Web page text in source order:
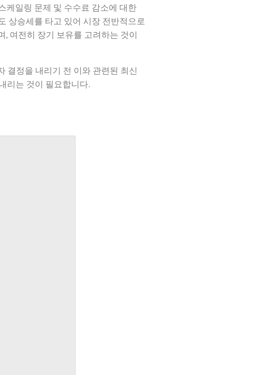
케일링 문제 및 수수료 감소에 대한
상승세를 타고 있어 시장 전반적으로
여전히 장기 보유를 고려하는 것이
결정을 내리기 전 이와 관련된 최신
리는 것이 필요합니다.